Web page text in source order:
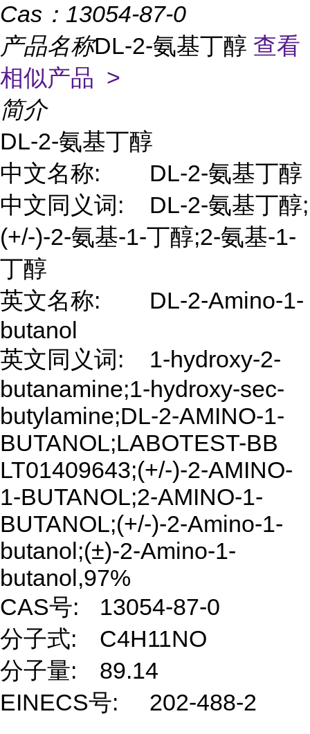
Cas： 13054-87-0
产品名称DL-2-氨基丁醇 查看
相似产品 >
简介
DL-2-氨基丁醇
中文名称:
DL-2-氨基丁醇
中文同义词:
DL-2-氨基丁醇;
(+/-)-2-氨基-1-丁醇;2-氨基-1-
丁醇
英文名称:
DL-2-Amino-1-
butanol
英文同义词:
1-hydroxy-2-
butanamine;1-hydroxy-sec-
butylamine;DL-2-AMINO-1-
BUTANOL;LABOTEST-BB
LT01409643;(+/-)-2-AMINO-
1-BUTANOL;2-AMINO-1-
BUTANOL;(+/-)-2-Amino-1-
butanol;(±)-2-Amino-1-
butanol,97%
CAS号:
13054-87-0
分子式:
C4H11NO
分子量:
89.14
EINECS号:
202-488-2